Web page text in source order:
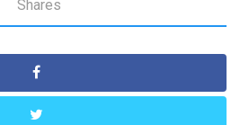
Shares